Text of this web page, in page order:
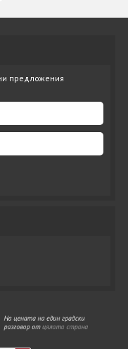
предложения